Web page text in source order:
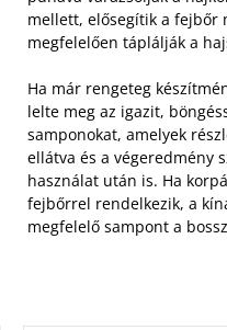
mellett, elősegítik a fejbőr
megfelelően táplálják a
Ha már rengeteg
lelte meg az igazit,
samponokat, amelyek
ellátva és a végeredmény
használat után is. Ha
fejbőrrel rendelkezik, a
megfelelő sampont a